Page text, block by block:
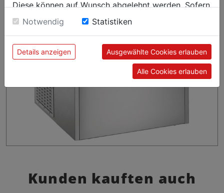
Kunden kauften auch
Diese können auf Wunsch abgelehnt werden. Sofern
sie unsere Webseite weiter nutzen, geben Sie
Einwilligung zu unseren Cookies.
Notwendig Statistiken
Details anzeigen Ausgewählte Cookies erlauben
Alle Cookies erlauben